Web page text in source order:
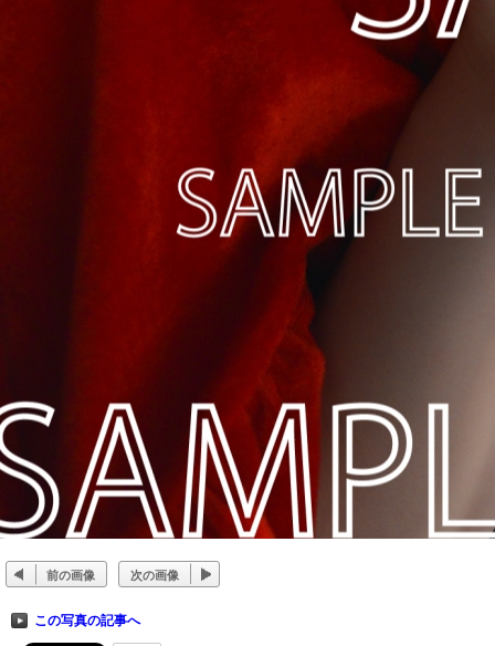
前の画像 次の画像
この写真の記事へ